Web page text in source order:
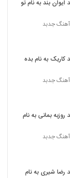
بند به نام تو
آهنگ جدبد
کاریک به نام بده
آهنگ جدبد
بمانی به نام
آهنگ جدبد
رضا شیری به نام